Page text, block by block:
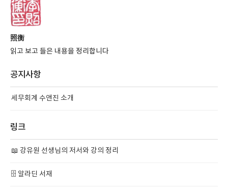
照衡
읽고 보고 들은 내용을 정리합니다
공지사항
세무회계 수앤진 소개
링크
📖 강유원 선생님의 저서와 강의 정리
🗄️ 알라딘 서재